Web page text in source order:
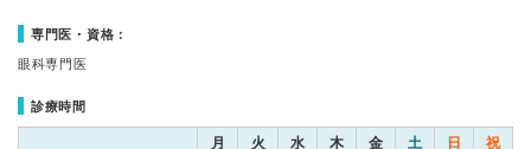
専門医・資格：
眼科専門医
診療時間
月 火 水 木 金 土 日 祝